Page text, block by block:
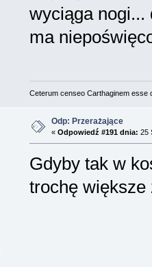
wyciąga nogi...
ma
Ceterum censeo Carthaginem esse
Odp: Przerażające
« Odpowiedź #191 dnia: 25
Gdyby tak w
trochę większe